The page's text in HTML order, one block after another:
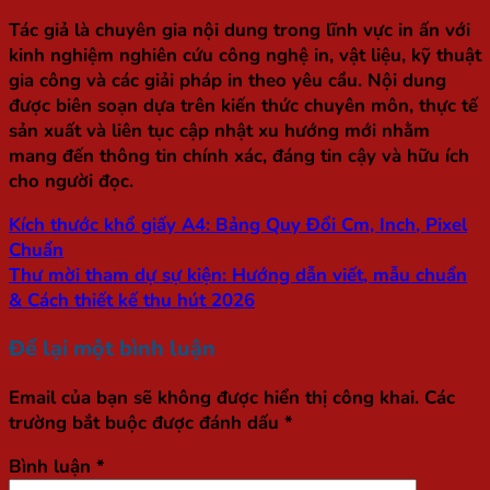
Tác giả là chuyên gia nội dung trong lĩnh vực in ấn với
kinh nghiệm nghiên cứu công nghệ in, vật liệu, kỹ thuật
gia công và các giải pháp in theo yêu cầu. Nội dung
được biên soạn dựa trên kiến thức chuyên môn, thực tế
sản xuất và liên tục cập nhật xu hướng mới nhằm
mang đến thông tin chính xác, đáng tin cậy và hữu ích
cho người đọc.
Kích thước khổ giấy A4: Bảng Quy Đổi Cm, Inch, Pixel
Chuẩn
Thư mời tham dự sự kiện: Hướng dẫn viết, mẫu chuẩn
& Cách thiết kế thu hút 2026
Để lại một bình luận
Email của bạn sẽ không được hiển thị công khai. Các
trường bắt buộc được đánh dấu *
Bình luận *